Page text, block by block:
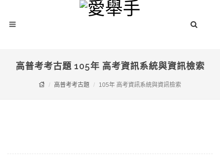
高普考考古題 105年 高考資訊系統與資訊檢索
高普考考古題 105年 高考資訊系統與資訊檢索